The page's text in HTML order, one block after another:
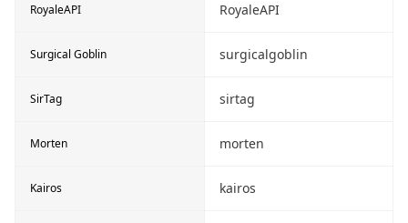
RoyaleAPI RoyaleAPI
Surgical Goblin surgicalgoblin
SirTag sirtag
Morten morten
Kairos kairos